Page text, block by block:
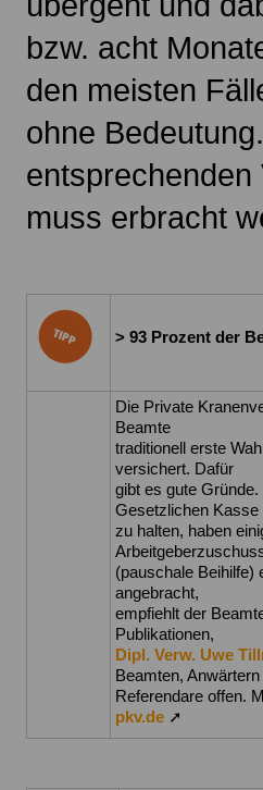
bzw. acht
den meisten
ohne
muss erbracht
> 93 Prozent der
Die Private
Beamte
traditionell erste
versichert. Dafür
gibt es gute
Gesetzlichen Kasse
zu halten, haben
(pauschale Beihilfe)
angebracht,
empfiehlt der
Publikationen,
Dipl. Verw. Uwe
Beamten, Anwärtern
Referendare offen.
pkv.de ➚